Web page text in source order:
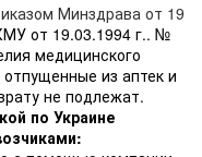
Минздрава от 19
от 19.03.1994 г.. №
медицинского
из аптек и
не подлежат.
по Украине